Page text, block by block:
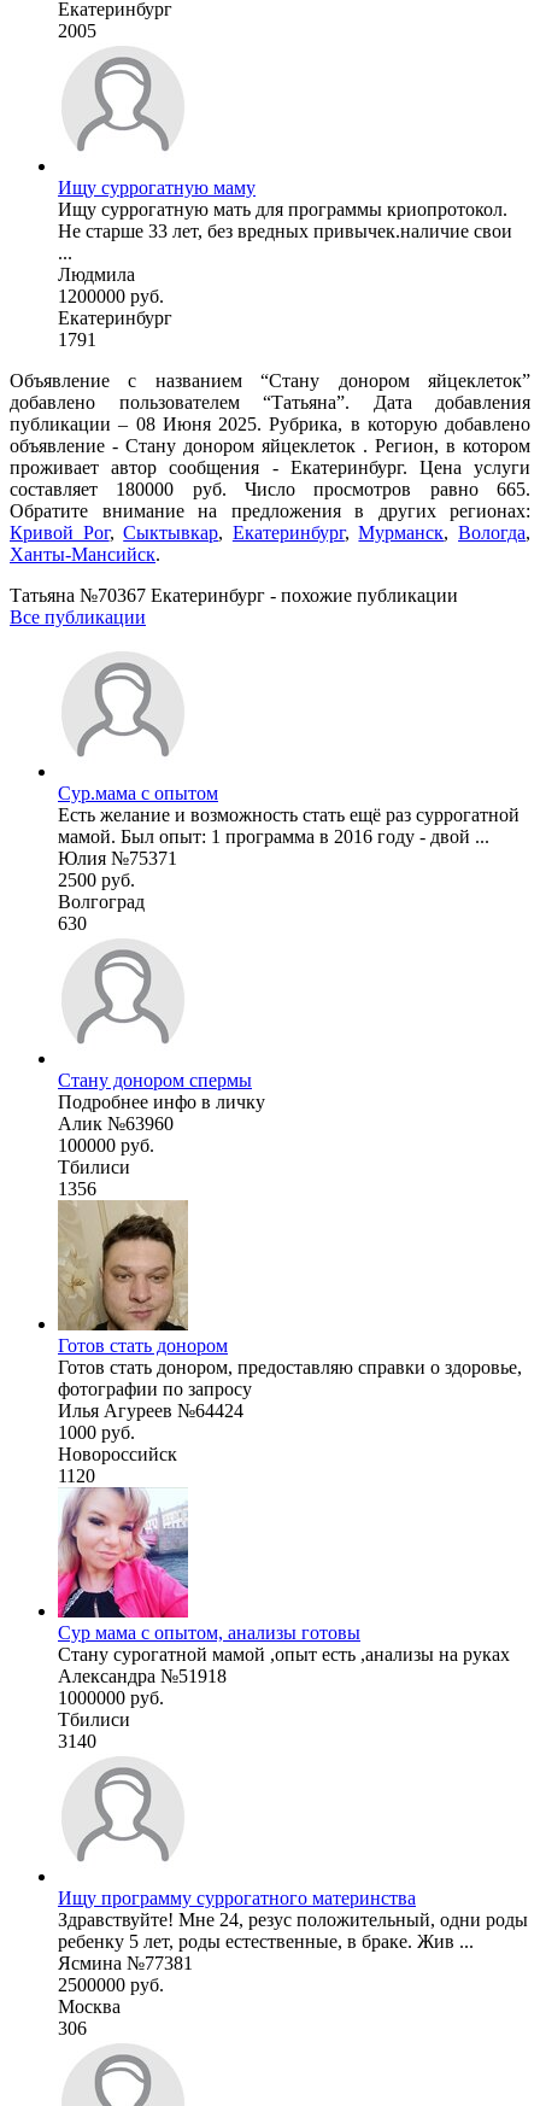
Екатеринбург
2005
Ищу суррогатную маму
Ищу суррогатную мать для программы криопротокол.
Не старше 33 лет, без вредных привычек.наличие свои
...
Людмила
1200000 руб.
Екатеринбург
1791
Объявление с названием “Стану донором яйцеклеток”
добавлено пользователем “Татьяна”. Дата добавления
публикации – 08 Июня 2025. Рубрика, в которую добавлено
объявление - Стану донором яйцеклеток . Регион, в котором
проживает автор сообщения - Екатеринбург. Цена услуги
составляет 180000 руб. Число просмотров равно 665.
Обратите внимание на предложения в других регионах:
Кривой Рог,Сыктывкар, Екатеринбург,Мурманск,Вологда,
Ханты-Мансийск.
Татьяна №70367 Екатеринбург - похожие публикации
Все публикации
Сур.мама с опытом
Есть желание и возможность стать ещё раз суррогатной
мамой. Был опыт: 1 программа в 2016 году - двой ...
Юлия №75371
2500 руб.
Волгоград
630
Стану донором спермы
Подробнее инфо в личку
Алик №63960
100000 руб.
Тбилиси
1356
Готов стать донором
Готов стать донором, предоставляю справки о здоровье,
фотографии по запросу
Илья Агуреев №64424
1000 руб.
Новороссийск
1120
Сур мама с опытом, анализы готовы
Стану сурогатной мамой ,опыт есть ,анализы на руках
Александра №51918
1000000 руб.
Тбилиси
3140
Ищу программу суррогатного материнства
Здравствуйте! Мне 24, резус положительный, одни роды
ребенку 5 лет, роды естественные, в браке. Жив ...
Ясмина №77381
2500000 руб.
Москва
306